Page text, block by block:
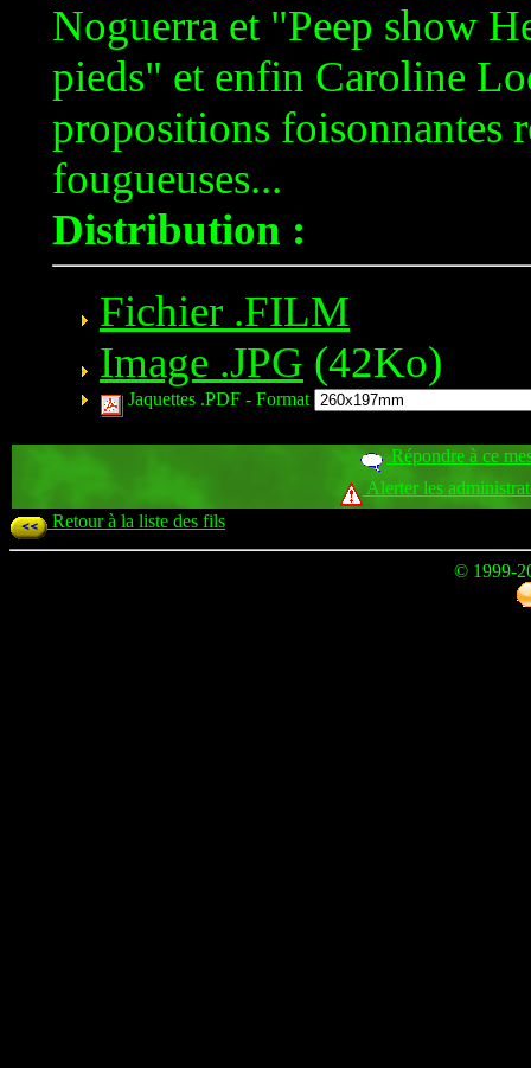
Noguerra et "Peep show
pieds" et enfin Caroline
propositions foisonnantes
fougueuses...
Distribution :
Fichier .FILM
Image .JPG (42Ko)
Jaquettes .PDF - Format
Répondre à ce
Alerter les
Retour à la liste des fils
© 1999-